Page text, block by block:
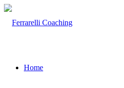
Home